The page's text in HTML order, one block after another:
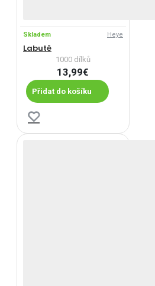
Skladem Heye
Labutě
1000 dílků
13,99€
Přidat do košíku